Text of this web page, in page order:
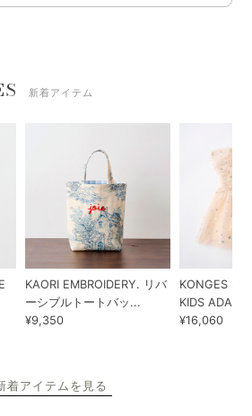
新着アイテム
KAORI EMBROIDERY. リバ
ーシブルトートバッ...
¥9,350
KONGES
KIDS ADA...
¥16,060
着アイテムを見る